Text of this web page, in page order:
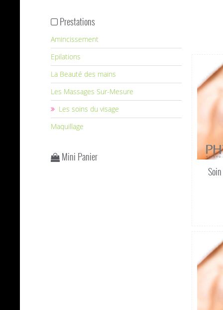
Prestations
Amincissement
Epilations
La Beauté des mains
Les Massages Sur-Mesure
Les soins du visage
Maquillage
Mini Panier